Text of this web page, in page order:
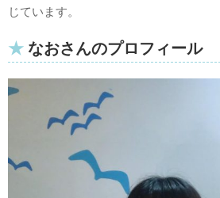
じています。
なおさんのプロフィール